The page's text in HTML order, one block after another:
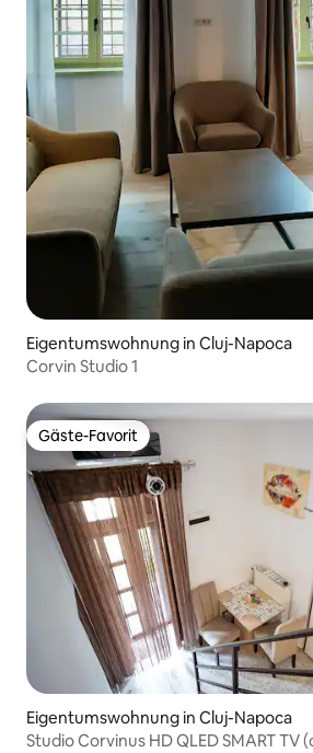
Eigentumswohnung in Cluj-Napoca
Corvin Studio 1
Gäste-Favorit
Gäste-Favorit
Eigentumswohnung in Cluj-Napoca
Studio Corvinus HD QLED SMART